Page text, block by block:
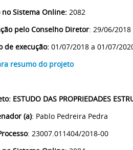
no Sistema Online: 2082
pelo Conselho Diretor: 29/06/2018
de execução: 01/07/2018 a 01/07/
resumo do projeto
: ESTUDO DAS PROPRIEDADES
(a): Pablo Pedreira Pedra
: 23007.011404/2018-00